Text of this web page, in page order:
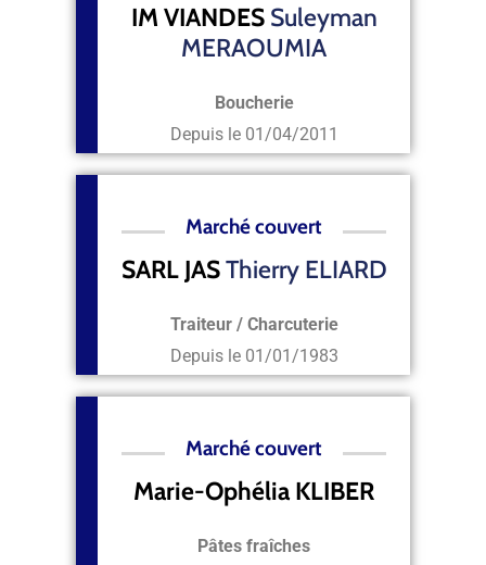
IM VIANDESSuleyman
MERAOUMIA
Boucherie
Depuis le 01/04/2011
Marché couvert
SARL JASThierry ELIARD
Traiteur / Charcuterie
Depuis le 01/01/1983
Marché couvert
Marie-Ophélia KLIBER
Pâtes fraîches